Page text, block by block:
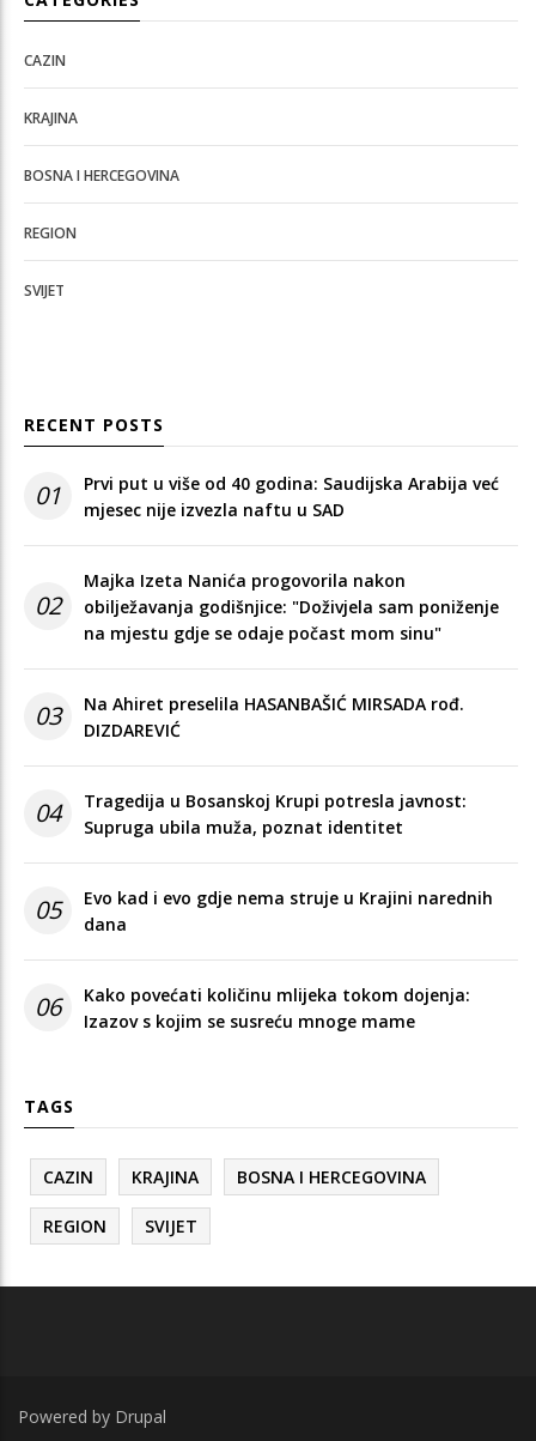
CAZIN
KRAJINA
BOSNA I HERCEGOVINA
REGION
SVIJET
RECENT POSTS
01
Prvi put u više od 40 godina: Saudijska Arabija već
mjesec nije izvezla naftu u SAD
02
Majka Izeta Nanića progovorila nakon
obilježavanja godišnjice: "Doživjela sam poniženje
na mjestu gdje se odaje počast mom sinu"
03
Na Ahiret preselila HASANBAŠIĆ MIRSADA rođ.
DIZDAREVIĆ
04
Tragedija u Bosanskoj Krupi potresla javnost:
Supruga ubila muža, poznat identitet
05
Evo kad i evo gdje nema struje u Krajini narednih
dana
06
Kako povećati količinu mlijeka tokom dojenja:
Izazov s kojim se susreću mnoge mame
TAGS
CAZIN KRAJINA BOSNA I HERCEGOVINA
REGION SVIJET
Powered by Drupal